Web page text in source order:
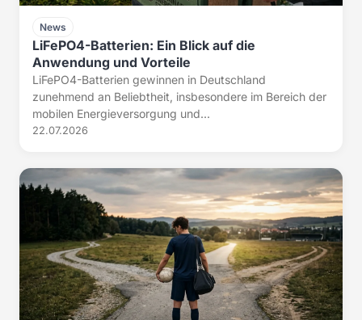
News
LiFePO4-Batterien: Ein Blick auf die
Anwendung und Vorteile
LiFePO4-Batterien gewinnen in Deutschland
zunehmend an Beliebtheit, insbesondere im Bereich der
mobilen Energieversorgung und...
22.07.2026